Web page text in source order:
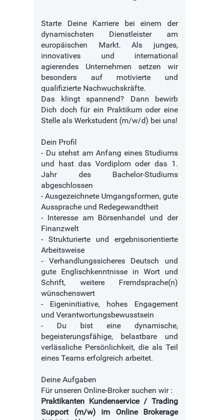
Starte Deine Karriere bei einem der
dynamischsten Dienstleister am
europäischen Markt. Als junges,
innovatives und international
agierendes Unternehmen setzen wir
besonders auf motivierte und
qualifizierte Nachwuchskräfte.
Das klingt spannend? Dann bewirb
Dich doch für ein Praktikum oder eine
Stelle als Werkstudent (m/w/d) bei uns!
Dein Profil
- Du stehst am Anfang eines Studiums
und hast das Vordiplom oder das 1.
Jahr des Bachelor-Studiums
abgeschlossen
- Ausgezeichnete Umgangsformen, gute
Aussprache und Redegewandtheit
- Interesse am Börsenhandel und der
Finanzwelt
- Strukturierte und ergebnisorientierte
Arbeitsweise
- Verhandlungssicheres Deutsch und
gute Englischkenntnisse in Wort und
Schrift, weitere Fremdsprache(n)
wünschenswert
- Eigeninitiative, hohes Engagement
und Verantwortungsbewusstsein
- Du bist eine dynamische,
begeisterungsfähige, belastbare und
verlässliche Persönlichkeit, die als Teil
eines Teams erfolgreich arbeitet.
Deine Aufgaben
Für unseren Online-Broker suchen wir :
Praktikanten Kundenservice / Trading
Support (m/w) im Online Brokerage